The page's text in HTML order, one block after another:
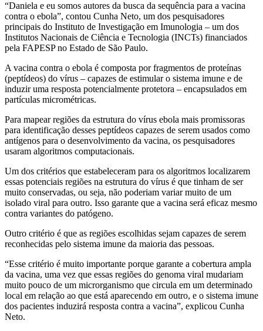
“Daniela e eu somos autores da busca da sequência para a vacina
contra o ebola”, contou Cunha Neto, um dos pesquisadores
principais do Instituto de Investigação em Imunologia – um dos
Institutos Nacionais de Ciência e Tecnologia (INCTs) financiados
pela FAPESP no Estado de São Paulo.
A vacina contra o ebola é composta por fragmentos de proteínas
(peptídeos) do vírus – capazes de estimular o sistema imune e de
induzir uma resposta potencialmente protetora – encapsulados em
partículas micrométricas.
Para mapear regiões da estrutura do vírus ebola mais promissoras
para identificação desses peptídeos capazes de serem usados como
antígenos para o desenvolvimento da vacina, os pesquisadores
usaram algoritmos computacionais.
Um dos critérios que estabeleceram para os algoritmos localizarem
essas potenciais regiões na estrutura do vírus é que tinham de ser
muito conservadas, ou seja, não poderiam variar muito de um
isolado viral para outro. Isso garante que a vacina será eficaz mesmo
contra variantes do patógeno.
Outro critério é que as regiões escolhidas sejam capazes de serem
reconhecidas pelo sistema imune da maioria das pessoas.
“Esse critério é muito importante porque garante a cobertura ampla
da vacina, uma vez que essas regiões do genoma viral mudariam
muito pouco de um microrganismo que circula em um determinado
local em relação ao que está aparecendo em outro, e o sistema imune
dos pacientes induzirá resposta contra a vacina”, explicou Cunha
Neto.